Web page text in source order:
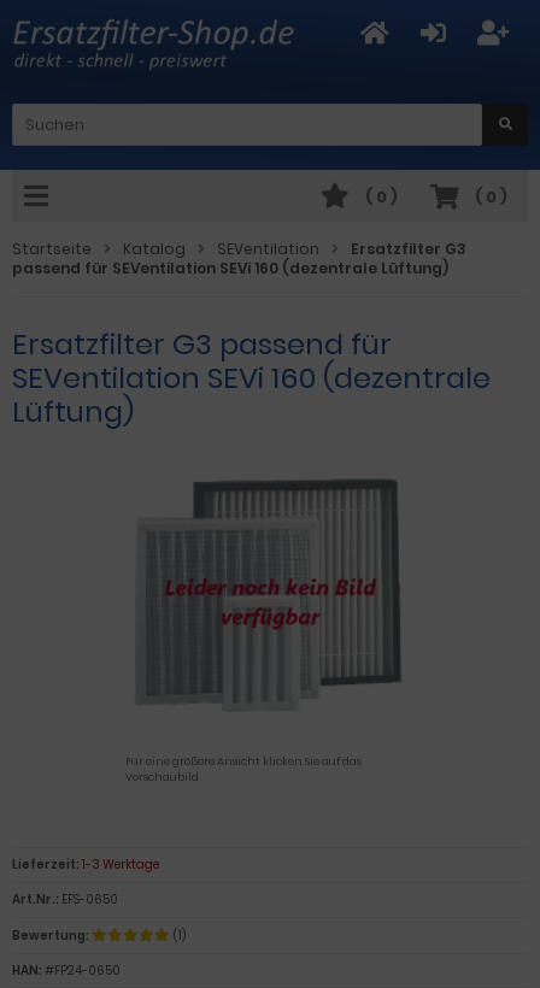
( 0 )
( 0 )
Startseite Katalog SEVentilation
Ersatzfilter G3
passend für SEVentilation SEVi 160 (dezentrale Lüftung)
Ersatzfilter G3 passend für
SEVentilation SEVi 160 (dezentrale
Lüftung)
Für eine größere Ansicht klicken Sie auf das
Vorschaubild
Lieferzeit: 1-3 Werktage
Art.Nr.: EFS-0650
Bewertung:
(1)
HAN: #FP24-0650